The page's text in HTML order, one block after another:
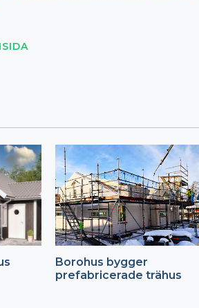
Borohus bygger
prefabricerade trähus